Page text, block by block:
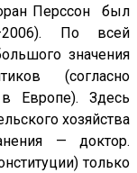
Перссон был
По всей
значения
(согласно
Европе). Здесь
хозяйства
— доктор.
только